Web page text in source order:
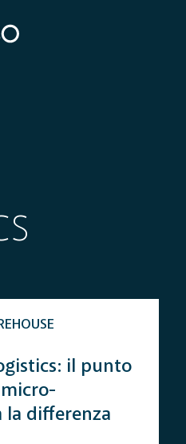
il punto
la differenza